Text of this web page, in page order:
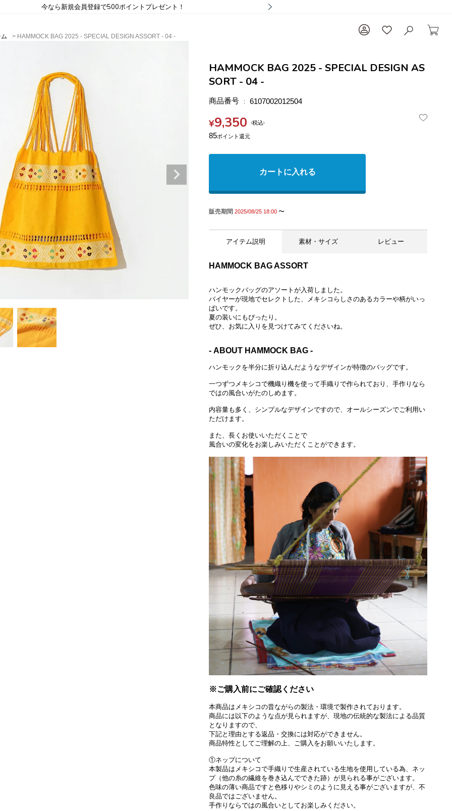
今なら新規会員登録で500ポイントプレゼント！
HAMMOCK BAG 2025 - SPECIAL DESIGN ASSORT - 04 -
HAMMOCK BAG 2025 - SPECIAL DESIGN AS
SORT - 04 -
商品番号 6107002012504
¥9,350 税込
85
カートに入れる
販売期間 2025/08/25 18:00 〜
アイテム説明 素材・サイズ レビュー
HAMMOCK BAG ASSORT
ハンモックバッグのアソートが入荷しました。
バイヤーが現地でセレクトした、メキシコらしさのあるカラーや柄がいっ
ぱいです。
夏の装いにもぴったり。
ぜひ、お気に入りを見つけてみてくださいね。
- ABOUT HAMMOCK BAG -
ハンモックを半分に折り込んだようなデザインが特徴のバッグです。
一つずつメキシコで機織り機を使って手織りで作られており、手作りなら
ではの風合いがたのしめます。
内容量も多く、シンプルなデザインですので、オールシーズンでご利用い
ただけます。
また、長くお使いいただくことで
風合いの変化をお楽しみいただくことができます。
※ご購入前にご確認ください
本商品はメキシコの昔ながらの製法・環境で製作されております。
商品には以下のような点が見られますが、現地の伝統的な製法による品質
となりますので、
下記と理由とする返品・交換には対応ができません。
商品特性としてご理解の上、ご購入をお願いいたします。
①ネップについて
本製品はメキシコで手織りで生産されている生地を使用している為、ネッ
プ（他の糸の繊維を巻き込んでできた跡）が見られる事がございます。
色味の薄い商品ですと色移りやシミのように見える事がございますが、不
良品ではございません。
手作りならではの風合いとしてお楽しみください。